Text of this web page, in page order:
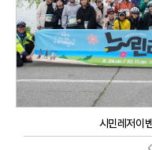
시민레저이